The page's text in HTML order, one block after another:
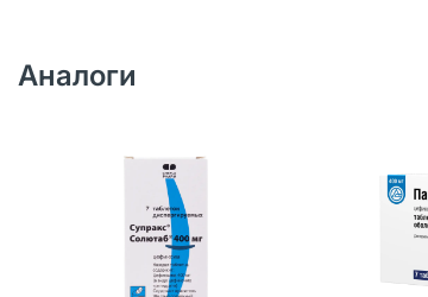
Аналоги